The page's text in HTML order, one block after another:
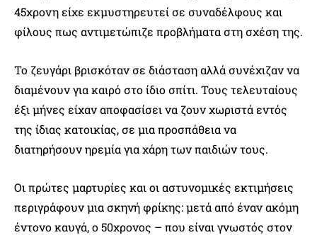
45χρονη είχε εκμυστηρευτεί σε συναδέλφους και
φίλους πως αντιμετώπιζε προβλήματα στη σχέση της.
Το ζευγάρι βρισκόταν σε διάσταση αλλά συνέχιζαν να
διαμένουν για καιρό στο ίδιο σπίτι. Τους τελευταίους
έξι μήνες είχαν αποφασίσει να ζουν χωριστά εντός
της ίδιας κατοικίας, σε μια προσπάθεια να
διατηρήσουν ηρεμία για χάρη των παιδιών τους.
Οι πρώτες μαρτυρίες και οι αστυνομικές εκτιμήσεις
περιγράφουν μια σκηνή φρίκης: μετά από έναν ακόμη
έντονο καυγά, ο 50χρονος – που είναι γνωστός στον